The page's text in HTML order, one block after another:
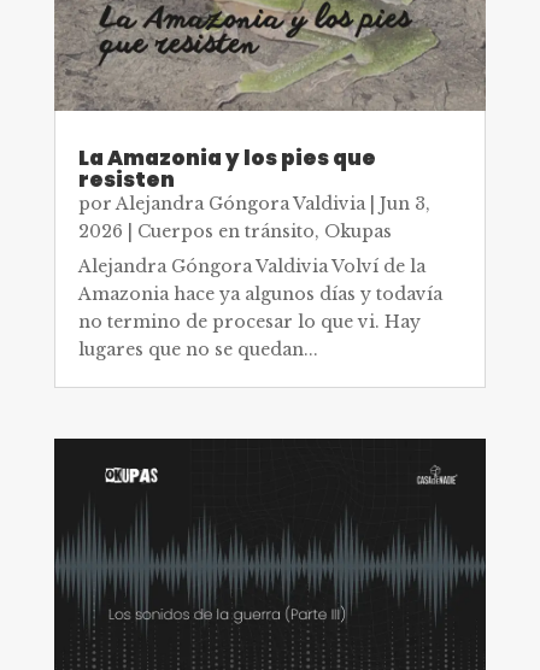
La Amazonia y los pies que
resisten
porAlejandra Góngora Valdivia| Jun 3,
2026
Cuerpos en tránsito, Okupas
Alejandra Góngora Valdivia Volví de la
Amazonia hace ya algunos días y todavía
no termino de procesar lo que vi. Hay
lugares que no se quedan...